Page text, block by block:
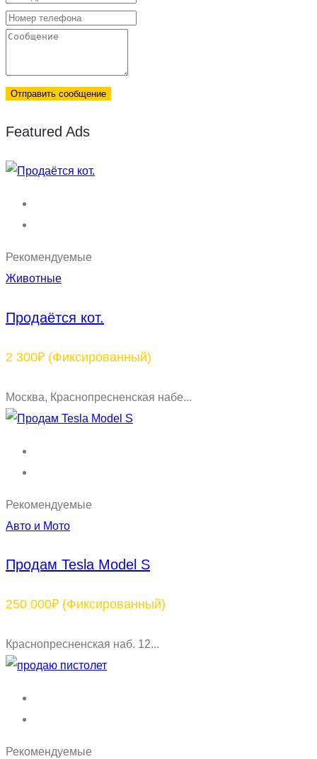
Отправить сообщение
Featured Ads
Рекомендуемые
Животные
Продаётся кот.
2 300₽ (Фиксированный)
Москва, Краснопресненская набе...
Рекомендуемые
Авто и Мото
Продам Tesla Model S
250 000₽ (Фиксированный)
Краснопресненская наб. 12...
Рекомендуемые